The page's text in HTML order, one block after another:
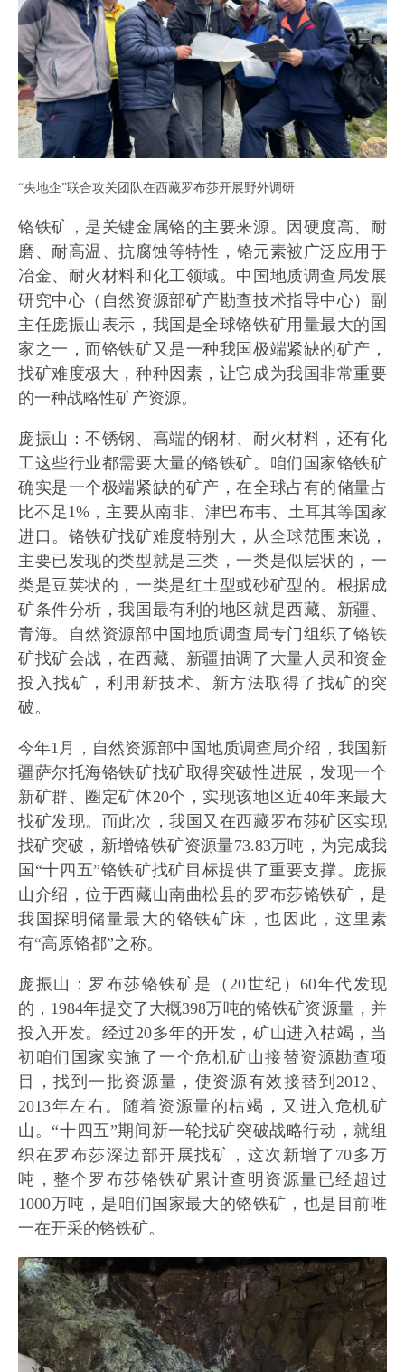
“央地企”联合攻关团队在西藏罗布莎开展野外调研
铬铁矿，是关键金属铬的主要来源。因硬度高、耐
磨、耐高温、抗腐蚀等特性‌，铬元素被广泛应用于
冶金、耐火材料和化工领域。中国地质调查局发展
研究中心（自然资源部矿产勘查技术指导中心）副
主任庞振山表示，我国是全球铬铁矿用量最大的国
家之一，而铬铁矿又是一种我国极端紧缺的矿产，
找矿难度极大，种种因素，让它成为我国非常重要
的一种战略性矿产资源。
庞振山：不锈钢、高端的钢材、耐火材料，还有化
工这些行业都需要大量的铬铁矿。咱们国家铬铁矿
确实是一个极端紧缺的矿产，在全球占有的储量占
比不足1%，主要从南非、津巴布韦、土耳其等国家
进口。铬铁矿找矿难度特别大，从全球范围来说，
主要已发现的类型就是三类，一类是似层状的，一
类是豆荚状的，一类是红土型或砂矿型的。根据成
矿条件分析，我国最有利的地区就是西藏、新疆、
青海。自然资源部中国地质调查局专门组织了铬铁
矿找矿会战，在西藏、新疆抽调了大量人员和资金
投入找矿，利用新技术、新方法取得了找矿的突
破。
今年1月，自然资源部中国地质调查局介绍，我国新
疆萨尔托海铬铁矿找矿取得突破性进展，发现一个
新矿群、圈定矿体20个，实现该地区近40年来最大
找矿发现。而此次，我国又在西藏罗布莎矿区实现
找矿突破，新增铬铁矿资源量73.83万吨，为完成我
国“十四五”铬铁矿找矿目标提供了重要支撑。庞振
山介绍，位于西藏山南曲松县的罗布莎铬铁矿，是
我国探明储量最大的铬铁矿床，也因此，这里素
有“高原铬都”之称。
庞振山：罗布莎铬铁矿是（20世纪）60年代发现
的，1984年提交了大概398万吨的铬铁矿资源量，并
投入开发。经过20多年的开发，矿山进入枯竭，当
初咱们国家实施了一个危机矿山接替资源勘查项
目，找到一批资源量，使资源有效接替到2012、
2013年左右。随着资源量的枯竭，又进入危机矿
山。“十四五”期间新一轮找矿突破战略行动，就组
织在罗布莎深边部开展找矿，这次新增了70多万
吨，整个罗布莎铬铁矿累计查明资源量已经超过
1000万吨，是咱们国家最大的铬铁矿，也是目前唯
一在开采的铬铁矿。